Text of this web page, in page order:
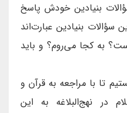
بنیادین خودش پاسخ
بنیادین عبارت‌اند
به کجا می‌روم؟ و باید
تا با مراجعه به قرآن و
در نهج‌البلاغه به این